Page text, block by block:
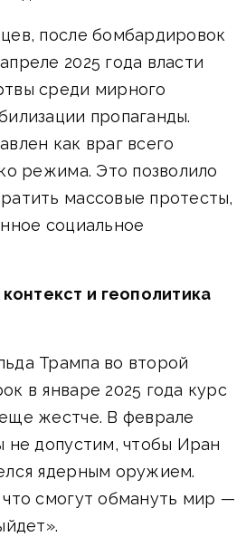
после бомбардировок
2025 года власти
среди мирного
пропаганды.
как враг всего
режима. Это позволило
массовые протесты,
социальное
и геополитика
Трампа во второй
в январе 2025 года курс
жестче. В феврале
не допустим, чтобы Иран
ядерным оружием.
смогут обмануть мир —